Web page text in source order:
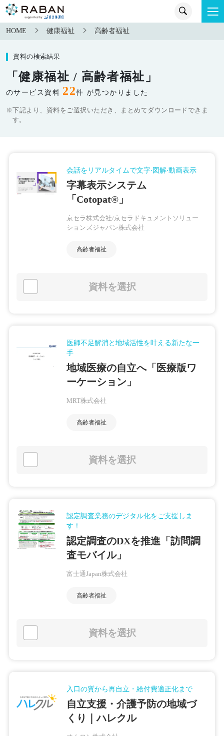
HOME 健康福祉 高齢者福祉
資料の検索結果
「健康福祉 / 高齢者福祉」
のサービス資料 22件 が見つかりました
※下記より、資料をご選択いただき、まとめてダウンロードできま
す。
会話をリアルタイムで文字‧図解‧動画表示
字幕表示システム
「Cotopat®」
京セラ株式会社/京セラドキュメントソリュー
ションズジャパン株式会社
高齢者福祉
資料を選択
医師不足解消と地域活性を叶える新たな一
手
地域医療の自立へ「医療版ワ
ーケーション」
MRT株式会社
高齢者福祉
資料を選択
認定調査業務のデジタル化をご支援しま
す！
認定調査のDXを推進「訪問調
査モバイル」
富士通Japan株式会社
高齢者福祉
資料を選択
入口の質から再自立・給付費適正化まで
自立支援・介護予防の地域づ
くり｜ハレクル